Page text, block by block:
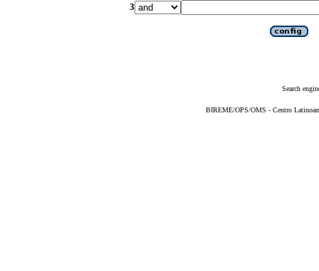
3
Search
BIREME/OPS/OMS - Centro